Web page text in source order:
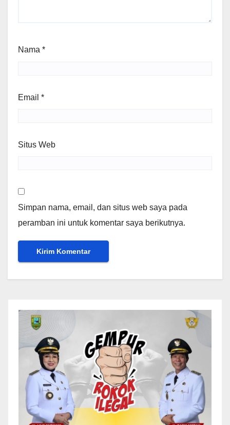
Nama *
Email *
Situs Web
Simpan nama, email, dan situs web saya pada
peramban ini untuk komentar saya berikutnya.